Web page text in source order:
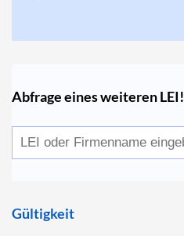
Abfrage eines weiteren LEI!
Gültigkeit